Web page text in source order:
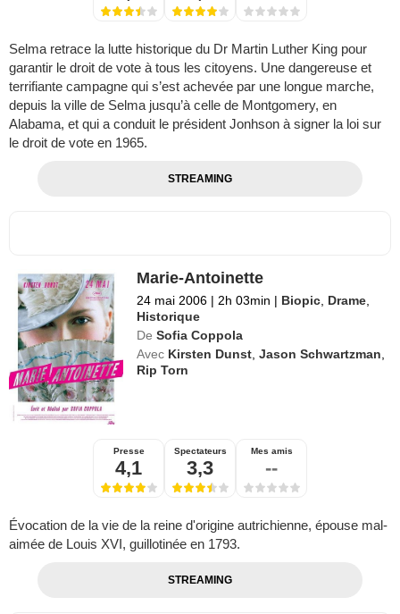
Selma retrace la lutte historique du Dr Martin Luther King pour
garantir le droit de vote à tous les citoyens. Une dangereuse et
terrifiante campagne qui s’est achevée par une longue marche,
depuis la ville de Selma jusqu’à celle de Montgomery, en
Alabama, et qui a conduit le président Jonhson à signer la loi sur
le droit de vote en 1965.
STREAMING
Marie-Antoinette
24 mai 2006 | 2h 03min | Biopic, Drame,
Historique
De Sofia Coppola
Avec Kirsten Dunst,Jason Schwartzman,
Rip Torn
Presse
4,1
Spectateurs
3,3
Mes amis
--
Évocation de la vie de la reine d'origine autrichienne, épouse mal-
aimée de Louis XVI, guillotinée en 1793.
STREAMING